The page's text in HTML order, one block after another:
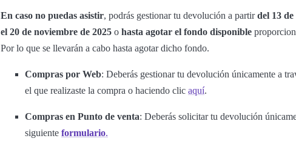
En caso no puedas asistir, podrás gestionar tu devolución a partirdel 13 de
el 20 de noviembre de 2025 o hasta agotar el fondo disponible
Por lo que se llevarán a cabo hasta agotar dicho fondo.
Compras por Web: Deberás gestionar tu devolución únicamente a
el que realizaste la compra o haciendo clic aquí.
Compras en Punto de venta: Deberás solicitar tu devolución
siguiente formulario.